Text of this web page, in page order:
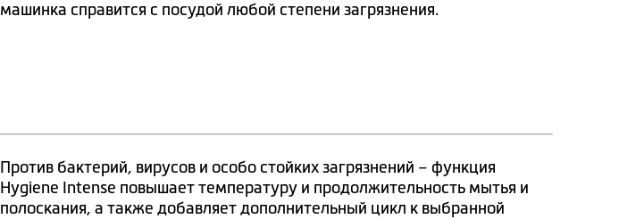
машинка справится с посудой любой степени загрязнения.
Против бактерий, вирусов и особо стойких загрязнений – функция
Hygiene Intense повышает температуру и продолжительность мытья и
полоскания, а также добавляет дополнительный цикл к выбранной